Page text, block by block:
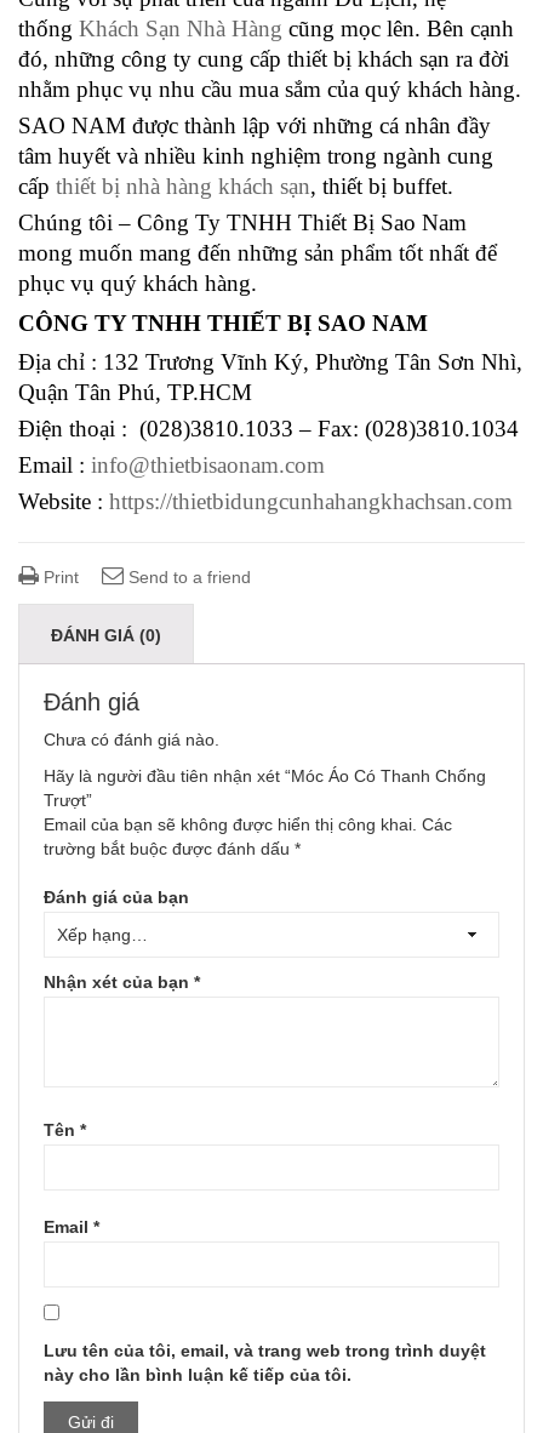
thống Khách Sạn Nhà Hàng cũng mọc lên. Bên cạnh
đó, những công ty cung cấp thiết bị khách sạn ra đời
nhằm phục vụ nhu cầu mua sắm của quý khách hàng.
SAO NAM được thành lập với những cá nhân đầy
tâm huyết và nhiều kinh nghiệm trong ngành cung
cấp thiết bị nhà hàng khách sạn, thiết bị buffet.
Chúng tôi – Công Ty TNHH Thiết Bị Sao Nam
mong muốn mang đến những sản phẩm tốt nhất để
phục vụ quý khách hàng.
CÔNG TY TNHH THIẾT BỊ SAO NAM
Địa chỉ : 132 Trương Vĩnh Ký, Phường Tân Sơn Nhì,
Quận Tân Phú, TP.HCM
Điện thoại : (028)3810.1033 – Fax: (028)3810.1034
Email : info@thietbisaonam.com
Website : https://thietbidungcunhahangkhachsan.com
Print Send to a friend
ĐÁNH GIÁ (0)
Đánh giá
Chưa có đánh giá nào.
Hãy là người đầu tiên nhận xét “Móc Áo Có Thanh Chống
Trượt”
Email của bạn sẽ không được hiển thị công khai. Các
trường bắt buộc được đánh dấu *
Đánh giá của bạn
Nhận xét của bạn *
Tên *
Email *
Lưu tên của tôi, email, và trang web trong trình duyệt
này cho lần bình luận kế tiếp của tôi.